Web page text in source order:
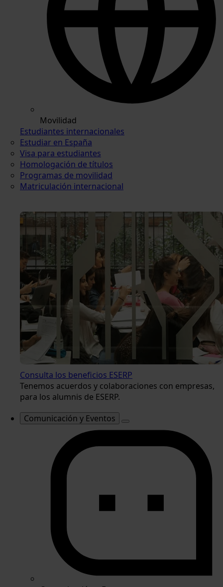
Movilidad
Estudiantes internacionales
Estudiar en España
Visa para estudiantes
Homologación de títulos
Programas de movilidad
Matriculación internacional
Consulta los beneficios ESERP
Tenemos acuerdos y colaboraciones con empresas,
para los alumnis de ESERP.
Comunicación y Eventos